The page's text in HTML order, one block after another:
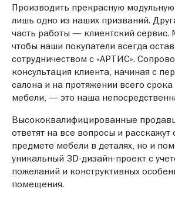
Производить прекрасную
лишь одно из наших призваний.
часть работы — клиентский сервис.
чтобы наши покупатели всегда
сотрудничеством с «АРТИС».
консультация клиента, начиная с
салона и на протяжении всего срока
мебели, — это наша
Высококвалифицированные
ответят на все вопросы и
предмете мебели в деталях, но и
уникальный 3D-дизайн-проект с
пожеланий и конструктивных
помещения.